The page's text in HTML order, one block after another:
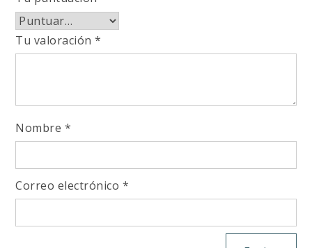
Tu valoración*
Nombre *
Correo electrónico *